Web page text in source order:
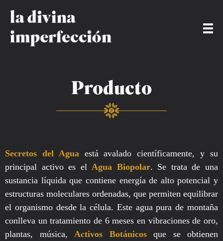
Producto
Secretos del Aguaestá avalado científicamente, y su
principal activo es elAgua Biopolar. Se trata de una
sustancia líquida que contiene energía de alto potencial y
estructuras moleculares ordenadas, que permiten equilibrar
el organismo desde la célula. Este agua pura de montaña
conlleva un tratamiento de 6 meses en vibraciones de oro,
plantas, música, Activos Botánicosque se obtienen